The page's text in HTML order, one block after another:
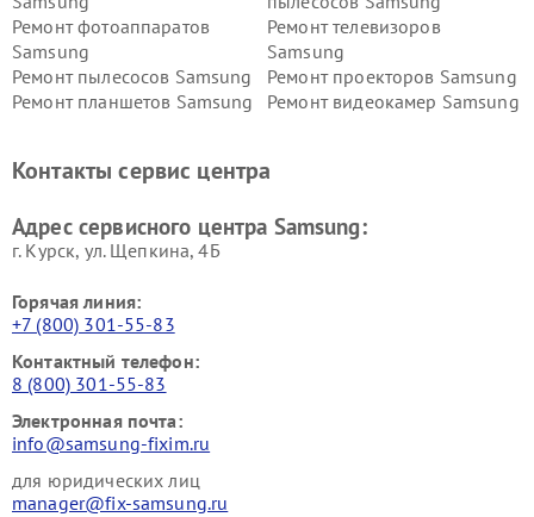
Ремонт фотоаппаратов
Samsung
Ремонт телевизоров
Samsung
Ремонт пылесосов Samsung
Ремонт проекторов Samsung
Ремонт планшетов Samsung
Ремонт видеокамер Samsung
Контакты сервис центра
Адрес сервисного центра Samsung:
г. Курск, ул. Щепкина, 4Б
Горячая линия:
+7 (800) 301-55-83
Контактный телефон:
8 (800) 301-55-83
Электронная почта:
info@samsung-fixim.ru
для юридических лиц
manager@fix-samsung.ru